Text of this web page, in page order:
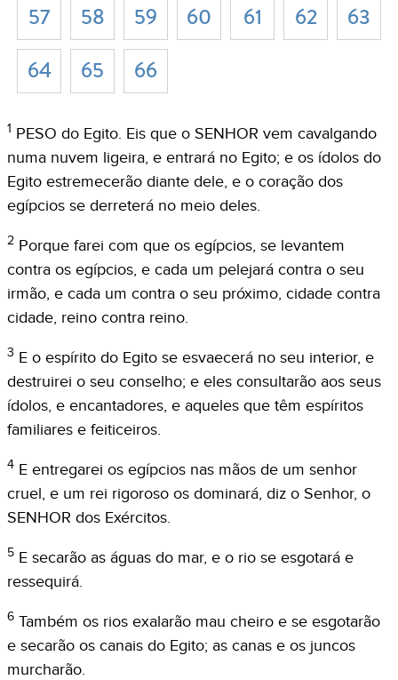
1 PESO do Egito. Eis que o SENHOR vem cavalgando
numa nuvem ligeira, e entrará no Egito; e os ídolos do
Egito estremecerão diante dele, e o coração dos
egípcios se derreterá no meio deles.
2 Porque farei com que os egípcios, se levantem
contra os egípcios, e cada um pelejará contra o seu
irmão, e cada um contra o seu próximo, cidade contra
cidade, reino contra reino.
3 E o espírito do Egito se esvaecerá no seu interior, e
destruirei o seu conselho; e eles consultarão aos seus
ídolos, e encantadores, e aqueles que têm espíritos
familiares e feiticeiros.
4 E entregarei os egípcios nas mãos de um senhor
cruel, e um rei rigoroso os dominará, diz o Senhor, o
SENHOR dos Exércitos.
5 E secarão as águas do mar, e o rio se esgotará e
ressequirá.
6 Também os rios exalarão mau cheiro e se esgotarão
e secarão os canais do Egito; as canas e os juncos
murcharão.
57
58 59 60 61 62
63
64
65 66